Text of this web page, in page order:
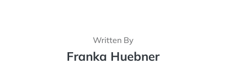
Written By
Franka Huebner